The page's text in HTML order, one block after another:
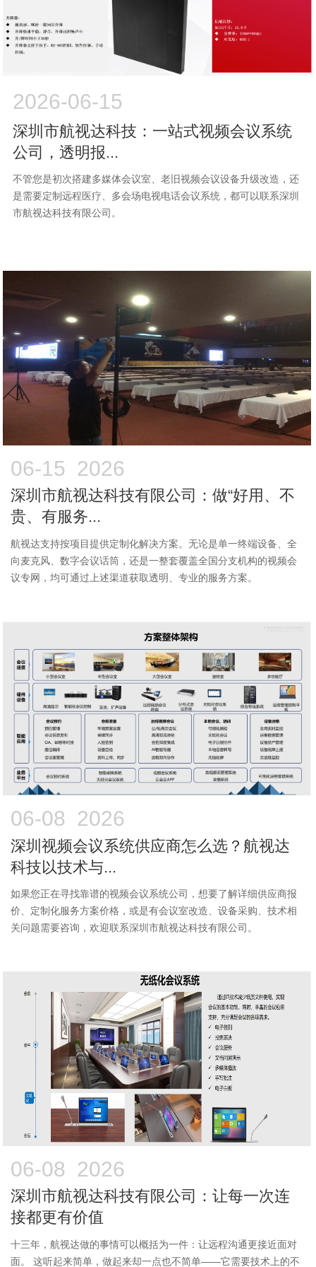
2026-06-15
深圳市航视达科技：一站式视频会议系统
公司，透明报...
不管您是初次搭建多媒体会议室、老旧视频会议设备升级改造，还
是需要定制远程医疗、多会场电视电话会议系统，都可以联系深圳
市航视达科技有限公司。
06-15 2026
深圳市航视达科技有限公司：做“好用、不
贵、有服务...
航视达支持按项目提供定制化解决方案。无论是单一终端设备、全
向麦克风、数字会议话筒，还是一整套覆盖全国分支机构的视频会
议专网，均可通过上述渠道获取透明、专业的服务方案。
06-08 2026
深圳视频会议系统供应商怎么选？航视达
科技以技术与...
如果您正在寻找靠谱的视频会议系统公司，想要了解详细供应商报
价、定制化服务方案价格，或是有会议室改造、设备采购、技术相
关问题需要咨询，欢迎联系深圳市航视达科技有限公司。
06-08 2026
深圳市航视达科技有限公司：让每一次连
接都更有价值
十三年，航视达做的事情可以概括为一件：让远程沟通更接近面对
面。 这听起来简单，做起来却一点也不简单——它需要技术上的不